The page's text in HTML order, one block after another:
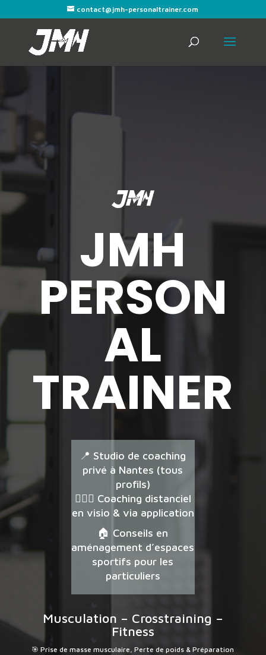
contact@jmh-personaltrainer.com
JMH
PERSON
AL
TRAINER
📍 Studio de coaching
privé à Nantes (tous
profils)
🏋🏼‍♂️ Coaching distanciel
en visio & via application
🏠 Conseils en
aménagement d’espaces
sportifs pour les
particuliers
Musculation – Crosstraining –
Fitness
🎯 Prise de masse musculaire, Perte de poids & Préparation